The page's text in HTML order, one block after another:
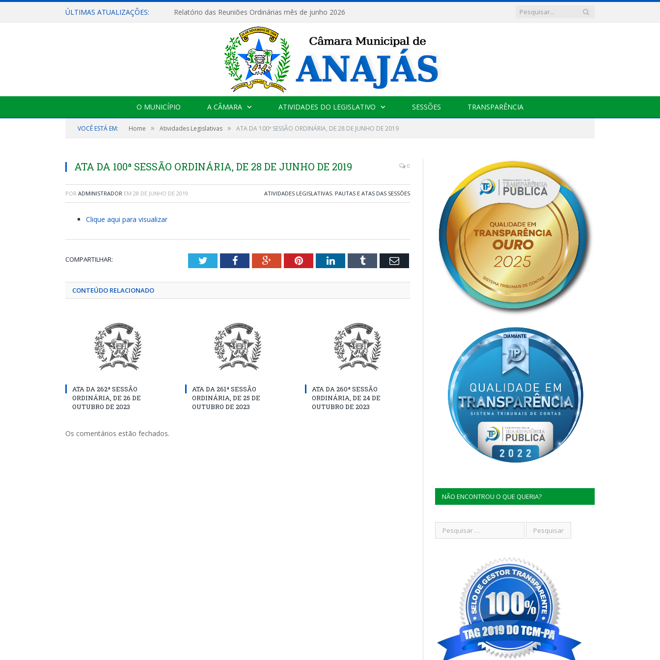
ÚLTIMAS ATUALIZAÇÕES: Relatório das Reuniões Ordinárias mês de junho 2026
O MUNICÍPIO A CÂMARA ATIVIDADES DO LEGISLATIVO SESSÕES TRANSPARÊNCIA
VOCÊ ESTÁ EM: Home » Atividades Legislativas » ATA DA 100ª SESSÃO ORDINÁRIA, DE 28 DE JUNHO DE 2019
ATA DA 100ª SESSÃO ORDINÁRIA, DE 28 DE JUNHO DE 2019 0
POR ADMINISTRADOR EM 28 DE JUNHO DE 2019 ATIVIDADES LEGISLATIVAS, PAUTAS E ATAS DAS SESSÕES
Clique aqui para visualizar
COMPARTILHAR: TwitterFacebookGoogle+PinterestLinkedInTumblr Email
CONTEÚDO RELACIONADO
ATA DA 262ª SESSÃO
ORDINÁRIA, DE 26 DE
OUTUBRO DE 2023
ATA DA 261ª SESSÃO
ORDINÁRIA, DE 25 DE
OUTUBRO DE 2023
ATA DA 260ª SESSÃO
ORDINÁRIA, DE 24 DE
OUTUBRO DE 2023
Os comentários estão fechados.
NÃO ENCONTROU O QUE QUERIA?